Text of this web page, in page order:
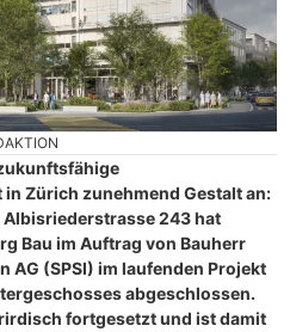
Zürich zunehmend Gestalt an:
Albisriederstrasse 243 hat
Bau im Auftrag von Bauherr
AG (SPSI) im laufenden Projekt
abgeschlossen.
fortgesetzt und ist damit